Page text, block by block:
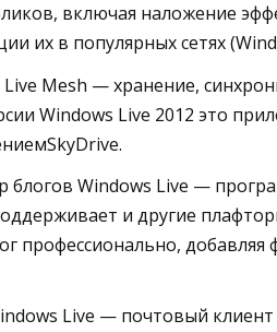
включая наложение
их в популярных сетях
Mesh — хранение,
Windows Live 2012 это
блогов Windows Live —
и другие
профессионально,
Live — почтовый